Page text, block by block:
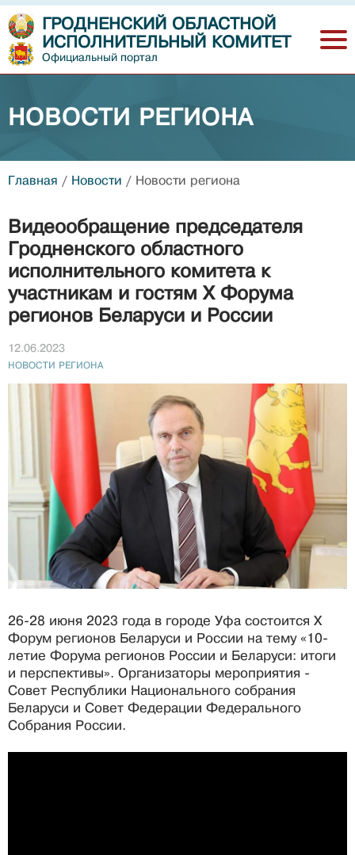
ГРОДНЕНСКИЙ ОБЛАСТНОЙ
ИСПОЛНИТЕЛЬНЫЙ КОМИТЕТ
Официальный портал
НОВОСТИ РЕГИОНА
Главная / Новости / Новости региона
Видеообращение председателя
Гродненского областного
исполнительного комитета к
участникам и гостям Х Форума
регионов Беларуси и России
12.06.2023
НОВОСТИ РЕГИОНА
26-28 июня 2023 года в городе Уфа состоится X
Форум регионов Беларуси и России на тему «10-
летие Форума регионов России и Беларуси: итоги
и перспективы». Организаторы мероприятия -
Совет Республики Национального собрания
Беларуси и Совет Федерации Федерального
Собрания России.